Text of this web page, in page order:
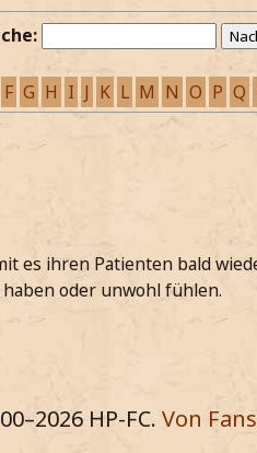
F G H I J K L M N O P Q
es ihren Patienten bald
oder unwohl fühlen.
2026 HP-FC. Von